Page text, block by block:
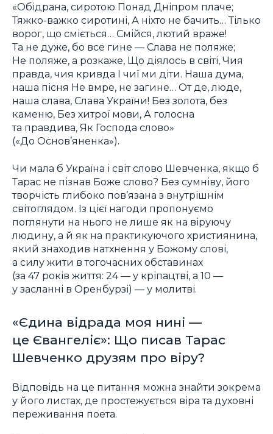
«Обідрана, сиротою Понад Дніпром плаче;
Тяжко-важко сиротині, А ніхто не бачить… Тілько
ворог, що сміється… Смійся, лютий враже!
Та не дуже, бо все гине — Слава не поляже;
Не поляже, а розкаже, Що діялось в світі, Чия
правда, чия кривда І чиї ми діти. Наша дума,
наша пісня Не вмре, не загине… От де, люде,
наша слава, Слава України! Без золота, без
каменю, Без хитрої мови, А голосна
та правдива, Як Господа слово»
(«До Основ’яненка»).
Чи мала б Україна і світ слово Шевченка, якщо б
Тарас не пізнав Боже слово? Без сумніву, його
творчість глибоко пов’язана з внутрішнім
світоглядом. Із цієї нагоди пропонуємо
поглянути на нього не лише як на віруючу
людину, а й як на практикуючого християнина,
який знаходив натхнення у Божому слові,
а силу жити в тогочасних обставинах
(за 47 років життя: 24 — у кріпацтві, а 10 —
у засланні в Оренбурзі) — у молитві.
«Єдина відрада моя нині —
це Євангеліє»: Що писав Тарас
Шевченко друзям про віру?
Відповідь на це питання можна знайти зокрема
у його листах, де простежується віра та духовні
переживання поета.